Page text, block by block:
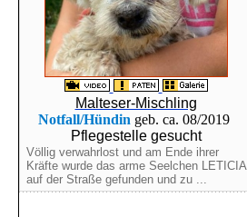
Malteser-Mischling
Notfall/Hündin geb. ca. 08/2019
Pflegestelle gesucht
Völlig verwahrlost und am Ende ihrer
Kräfte wurde das arme Seelchen LETICIA
auf der Straße gefunden und zu ...